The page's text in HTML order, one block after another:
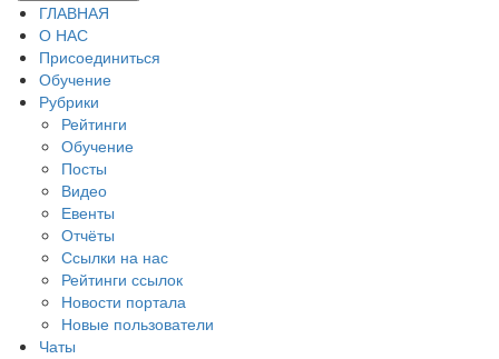
ГЛАВНАЯ
О НАС
Присоединиться
Обучение
Рубрики
Рейтинги
Обучение
Посты
Видео
Евенты
Отчёты
Ссылки на нас
Рейтинги ссылок
Новости портала
Новые пользователи
Чаты